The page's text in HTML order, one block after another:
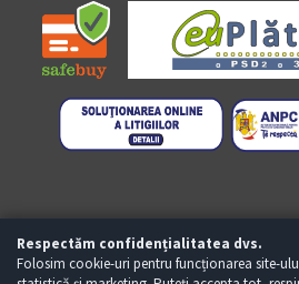
Respectăm confidențialitatea dvs.
Folosim cookie-uri pentru funcționarea site-